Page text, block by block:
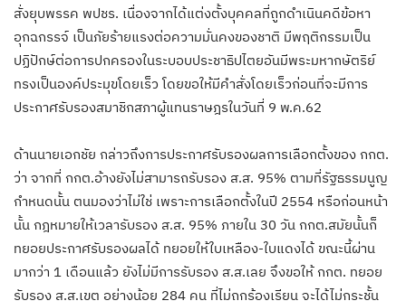
สั่งยุบพรรค พปชร. เนื่องจากได้แต่งตั้งบุคคลที่ถูกดำเนินคดีข้อหา
อุกฉกรรจ์ เป็นภัยร้ายแรงต่อความมั่นคงของชาติ มีพฤติกรรมเป็น
ปฏิปักษ์ต่อการปกครองในระบอบประชาธิปไตยอันมีพระมหากษัตริย์
ทรงเป็นองค์ประมุขโดยเร็ว โดยขอให้มีคำสั่งโดยเร็วก่อนที่จะมีการ
ประกาศรับรองสมาชิกสภาผู้แทนราษฎรในวันที่ 9 พ.ค.62
ด้านนายเอกชัย กล่าวถึงการประกาศรับรองผลการเลือกตั้งของ กกต.
ว่า จากที่ กกต.อ้างยังไม่สามารถรับรอง ส.ส. 95% ตามที่รัฐธรรมนูญ
กำหนดนั้น ตนมองว่าไม่ใช่ เพราะการเลือกตั้งในปี 2554 หรือก่อนหน้า
นั้น กฎหมายให้เวลารับรอง ส.ส. 95% ภายใน 30 วัน กกต.สมัยนั้นก็
ทยอยประกาศรับรองผลได้ ทยอยให้ใบเหลือง-ใบแดงได้ ขณะนี้ผ่าน
มากว่า 1 เดือนแล้ว ยังไม่มีการรับรอง ส.ส.เลย จึงขอให้ กกต. ทยอย
รับรอง ส.ส.เขต อย่างน้อย 284 คน ที่ไม่ถูกร้องเรียน จะได้ไม่กระชั้น